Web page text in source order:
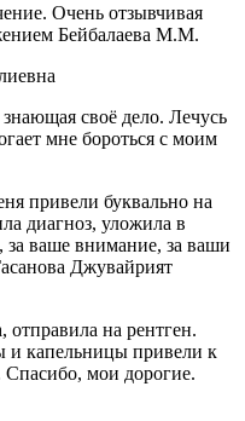
Очень отзывчивая
Бейбалаева М.М.
своё дело. Лечусь
мне бороться с моим
привели буквально на
диагноз, уложила в
за ваше внимание, за ваши
Джувайрият
на рентген.
и капельницы привели к
Спасибо, мои дорогие.